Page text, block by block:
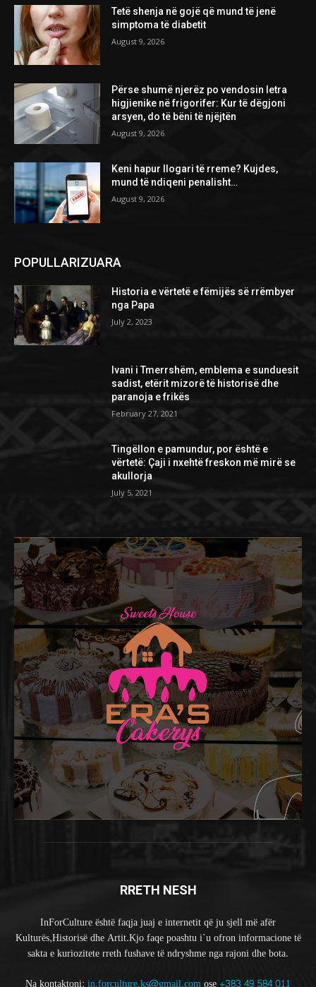
Tetë shenja në gojë që mund të jenë
simptoma të diabetit
August 9, 2026
Përse shumë njerëz po vendosin letra
higjienike në frigorifer: Kur të dëgjoni
arsyen, do të bëni të njëjtën
August 9, 2026
Keni hapur llogari të rreme? Kujdes,
mund të ndiqeni penalisht…
August 9, 2026
POPULLARIZUARA
Historia e vërtetë e fëmijës së rrëmbyer
nga Papa
July 2, 2023
Ivani i Tmerrshëm, emblema e sunduesit
sadist, etërit mizorë të historisë dhe
paranoja e frikës
February 27, 2021
Tingëllon e pamundur, por është e
vërtetë: Çaji i nxehtë freskon më mirë se
akullorja
July 5, 2021
RRETH NESH
InForCulture është faqja juaj e internetit që ju sjell më afër
Kulturës,Historisë dhe Artit.Kjo faqe poashtu i`u ofron informacione të
sakta e kuriozitete rreth fushave të ndryshme nga rajoni dhe bota.